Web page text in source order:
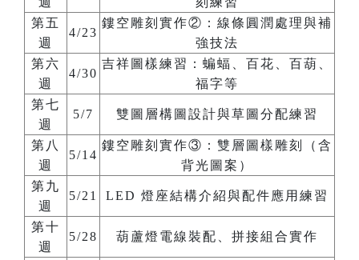
第五
週
4/23
鏤空雕刻實作②：線條圓潤處理與補
強技法
第六
週
4/30
吉祥圖樣練習：蝙蝠、百花、百葫、
福字等
第七
週
5/7 雙圖層構圖設計與草圖分配練習
第八
週
5/14
鏤空雕刻實作③：雙層圖樣雕刻（含
背光圖案）
第九
週
5/21 LED 燈座結構介紹與配件應用練習
第十
週
5/28 葫蘆燈電線裝配、拼接組合實作